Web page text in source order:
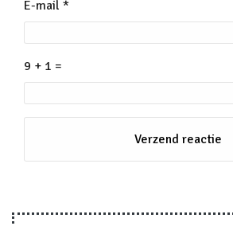
E-mail *
9 + 1 =